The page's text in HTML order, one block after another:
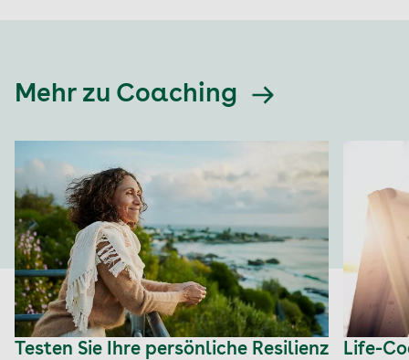
Mehr zu Coaching
Testen Sie Ihre persönliche Resilienz
Life-